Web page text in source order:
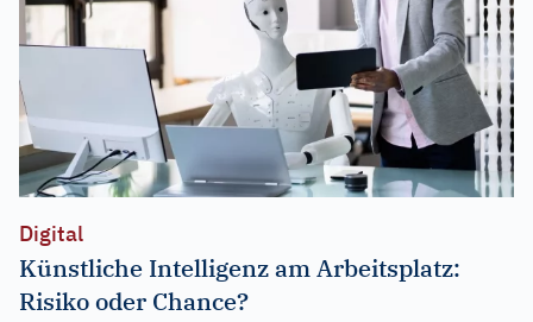
Digital
Künstliche Intelligenz am Arbeitsplatz:
Risiko oder Chance?